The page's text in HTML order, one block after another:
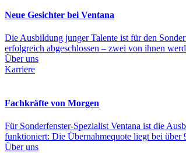
Neue Gesichter bei Ventana
Die Ausbildung junger Talente ist für den
erfolgreich abgeschlossen – zwei von ihnen
Über uns
Karriere
Fachkräfte von Morgen
Für Sonderfenster-Spezialist Ventana ist die
funktioniert: Die Übernahmequote liegt bei über
Über uns